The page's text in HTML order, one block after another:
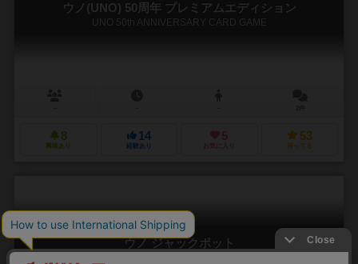
ウノ(UNO) 50周年 プレミアムエディション
UNO 50th ANNIVERSARY CARD GAME
8
興味あり
14
経験あり
5
お気に入り
53
持ってる
ウノ ジャックポット